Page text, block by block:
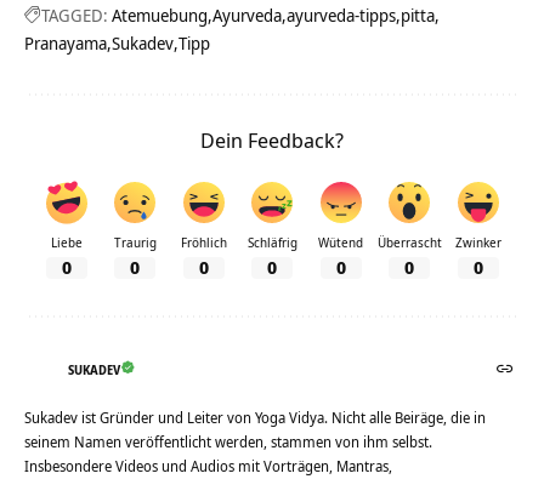
TAGGED: Atemuebung Ayurveda ayurveda-tipps pitta
Pranayama Sukadev Tipp
Dein Feedback?
Liebe
0
Traurig
0
Fröhlich
0
Schläfrig
0
Wütend
0
Überrascht
0
Zwinker
0
SUKADEV
Sukadev ist Gründer und Leiter von Yoga Vidya. Nicht alle Beiräge, die in
seinem Namen veröffentlicht werden, stammen von ihm selbst.
Insbesondere Videos und Audios mit Vorträgen, Mantras,